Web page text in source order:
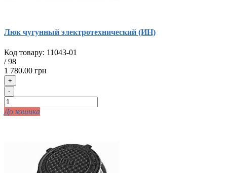
Люк чугунный электротехнический (ИН)
Код товару: 11043-01
/98
1 780.00 грн
+
-
До кошика